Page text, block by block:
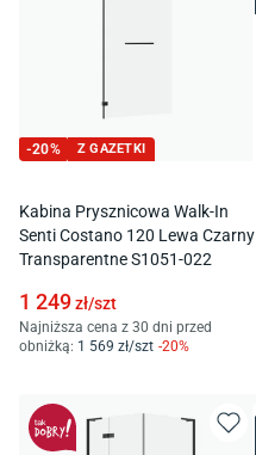
-20% Z GAZETKI
Kabina Prysznicowa Walk-In
Senti Costano 120 Lewa Czarny
Transparentne S1051-022
1 249zł/szt
Najniższa cena z 30 dni przed
obniżką: 1 569 zł/szt -20%